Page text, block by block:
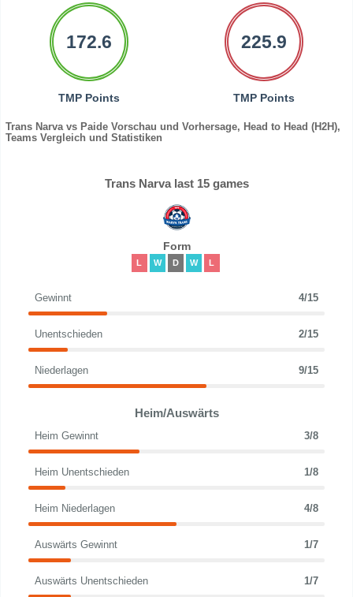
172.6
TMP Points
225.9
TMP Points
Trans Narva vs Paide Vorschau und Vorhersage, Head to Head (H2H),
Teams Vergleich und Statistiken
Trans Narva last 15 games
Form
L W D W L
Gewinnt 4/15
Unentschieden 2/15
Niederlagen 9/15
Heim/Auswärts
Heim Gewinnt 3/8
Heim Unentschieden 1/8
Heim Niederlagen 4/8
Auswärts Gewinnt 1/7
Auswärts Unentschieden 1/7